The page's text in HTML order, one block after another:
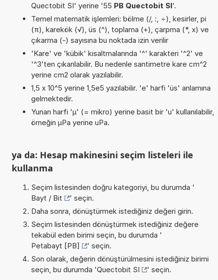
Quectobit SI' yerine '55 PB Quectobit SI'.
Temel matematik işlemleri: bölme (/, :, ÷), kesirler, pi
(π), karekök (√), üs (^), toplama (+), çarpma (*, x) ve
çıkarma (-) sayısına bu noktada izin verilir
'Kare' ve 'kübik' kısaltmalarında '^' karakteri '^2' ve
'^3'ten çıkarılabilir. Bu nedenle santimetre kare cm^2
yerine cm2 olarak yazılabilir.
1,5 x 10^5 yerine 1,5e5 yazılabilir. 'e' harfi 'üs' anlamına
gelmektedir.
Yunan harfi 'µ' (= mikro) yerine basit bir 'u' kullanılabilir,
örneğin µPa yerine uPa.
ya da: Hesap makinesini seçim listeleri ile
kullanma
Seçim listesinden doğru kategoriyi, bu durumda '
Bayt / Bit
' seçin.
Daha sonra, dönüştürmek istediğiniz değeri girin.
Seçim listesinden dönüştürmek istediğiniz değere
tekabül eden birimi seçin, bu durumda '
Petabayt [PB]
' seçin.
Son olarak, değerin dönüştürülmesini istediğiniz birimi
seçin, bu durumda 'Quectobit SI ' seçin.